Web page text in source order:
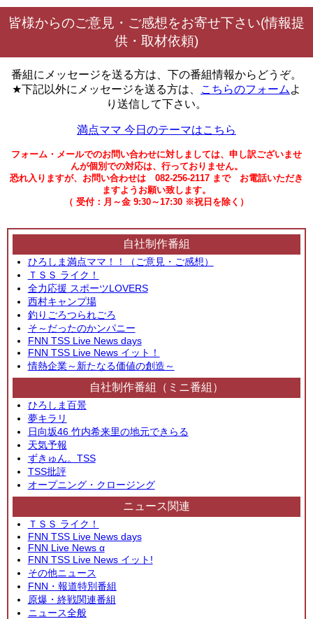
皆様からのご意見・ご感想をお寄せ下さい(情報提
供・取材依頼)
番組にメッセージを送る方は、下の番組情報からどうぞ。
★下記以外にメッセージを送る方は、
こちらのフォーム よ
り送信して下さい。
満点ママ 今日のテーマはこちら
フォーム・メールでのお問い合わせに対しましては、申し訳ございませ
んが個別での対応は、行っておりません。
恐れ入りますが、お問い合わせは 082-256-2117 まで お電話いただき
ますようお願い致します。
（ 受付：月～金 9:30～17:30 ※祝日を除く）
自社制作番組
ひろしま満点ママ！！（ご意見・ご感想）
ＴＳＳ ライク！
全力応援 スポーツLOVERS
西村キャンプ場
釣りごろつられごろ
そ～だったのかンパニー
FNN TSS Live News days
FNN TSS Live News イット！
情熱企業～新たなる価値の創造～
自社制作番組（ミニ番組）
ひろしま百景
夢キラリ
日向坂46 竹内希来里の地元できらる
天気予報
ずきゅん。TSS
TSS批評
オープニング・クロージング
ニュース関連
ＴＳＳ ライク！
FNN TSS Live News days
FNN Live News α
FNN TSS Live News イット!
その他ニュース
FNN・報道特別番組
原爆・終戦関連番組
ニュース全般